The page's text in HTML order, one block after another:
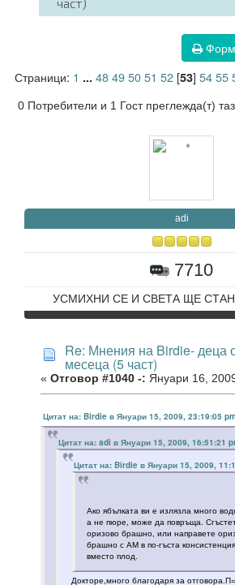
Страници: 1 ... 48495051 52[53] 5455
0 Потребители и 1 Гост преглежда(т)
adi
7710
УСМИХНИ СЕ И СВЕТА ЩЕ
Re: Мнения на Birdie- деца
месеца (5 част)
« Отговор #1040 -: Януари 16,
Цитат на: Birdie в Януари 15, 2009, 23:19:05
Цитат на: adi в Януари 15, 2009, 16:51:21
Цитат на: Birdie в Януари 15, 2009,
Ако ябълката ви е излязла много
а не пюре, може да повръща.
оризово брашно, или направете
брашно с АМ в по-гъста консистенция
вместо плод.
Докторе,много благодаря за